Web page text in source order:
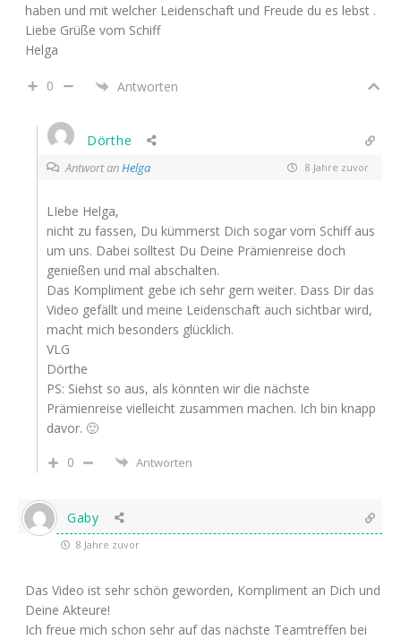
haben und mit welcher Leidenschaft und Freude du es lebst .
Liebe Grüße vom Schiff
Helga
0 Antworten
Dörthe
Antwort an Helga 8 Jahre zuvor
LIebe Helga,
nicht zu fassen, Du kümmerst Dich sogar vom Schiff aus
um uns. Dabei solltest Du Deine Prämienreise doch
genießen und mal abschalten.
Das Kompliment gebe ich sehr gern weiter. Dass Dir das
Video gefällt und meine Leidenschaft auch sichtbar wird,
macht mich besonders glücklich.
VLG
Dörthe
PS: Siehst so aus, als könnten wir die nächste
Prämienreise vielleicht zusammen machen. Ich bin knapp
davor. 🙂
0
Antworten
Gaby
8 Jahre zuvor
Das Video ist sehr schön geworden, Kompliment an Dich und
Deine Akteure!
Ich freue mich schon sehr auf das nächste Teamtreffen bei